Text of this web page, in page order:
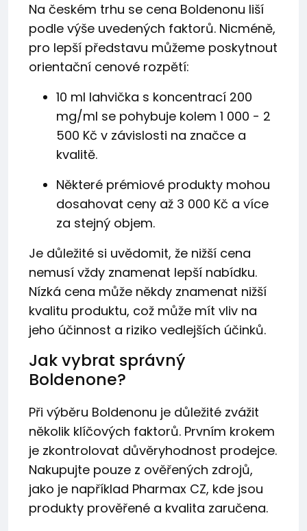
Na českém trhu se cena Boldenonu liší
podle výše uvedených faktorů. Nicméně,
pro lepší představu můžeme poskytnout
orientační cenové rozpětí:
10 ml lahvička s koncentrací 200
mg/ml se pohybuje kolem 1 000 - 2
500 Kč v závislosti na značce a
kvalitě.
Některé prémiové produkty mohou
dosahovat ceny až 3 000 Kč a více
za stejný objem.
Je důležité si uvědomit, že nižší cena
nemusí vždy znamenat lepší nabídku.
Nízká cena může někdy znamenat nižší
kvalitu produktu, což může mít vliv na
jeho účinnost a riziko vedlejších účinků.
Jak vybrat správný
Boldenone?
Při výběru Boldenonu je důležité zvážit
několik klíčových faktorů. Prvním krokem
je zkontrolovat důvěryhodnost prodejce.
Nakupujte pouze z ověřených zdrojů,
jako je například Pharmax CZ, kde jsou
produkty prověřené a kvalita zaručena.